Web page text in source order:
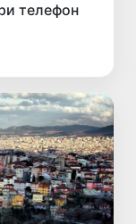
телефон